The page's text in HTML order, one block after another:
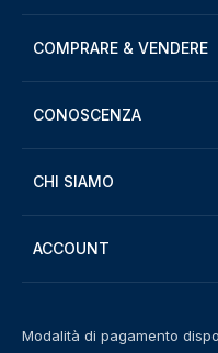
COMPRARE & VENDERE
CONOSCENZA
CHI SIAMO
ACCOUNT
Modalità di pagamento